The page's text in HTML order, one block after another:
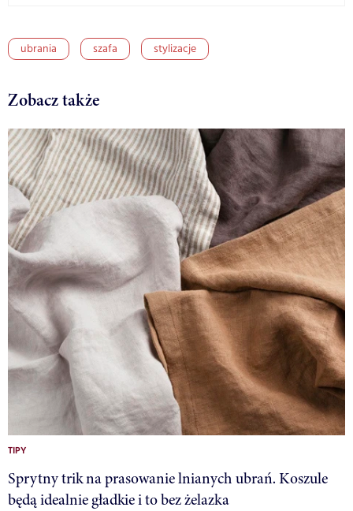
ubrania szafa stylizacje
Zobacz także
TIPY
Sprytny trik na prasowanie lnianych ubrań. Koszule
będą idealnie gładkie i to bez żelazka